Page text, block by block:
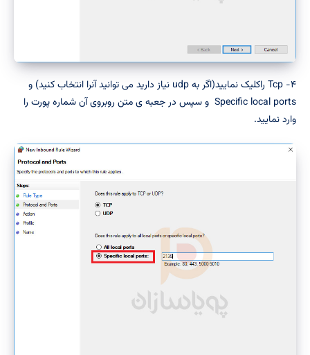
۴- Tcp راکلیک نمایید(اگر به udp نیاز دارید می توانید آنرا انتخاب کنید) و
Specific local ports و سپس در جعبه ی متن روبروی آن شماره پورت را
وارد نمایید.